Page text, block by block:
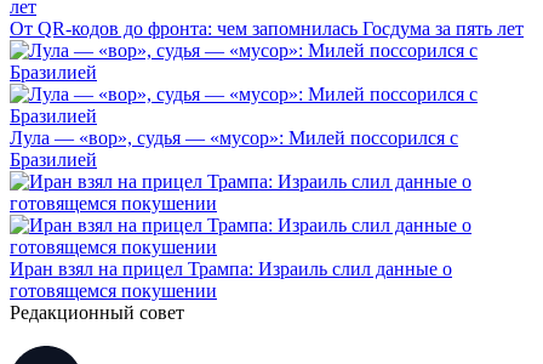
От QR-кодов до фронта: чем запомнилась Госдума за пять лет
Лула — «вор», судья — «мусор»: Милей поссорился с
Бразилией
Иран взял на прицел Трампа: Израиль слил данные о
готовящемся покушении
Редакционный совет